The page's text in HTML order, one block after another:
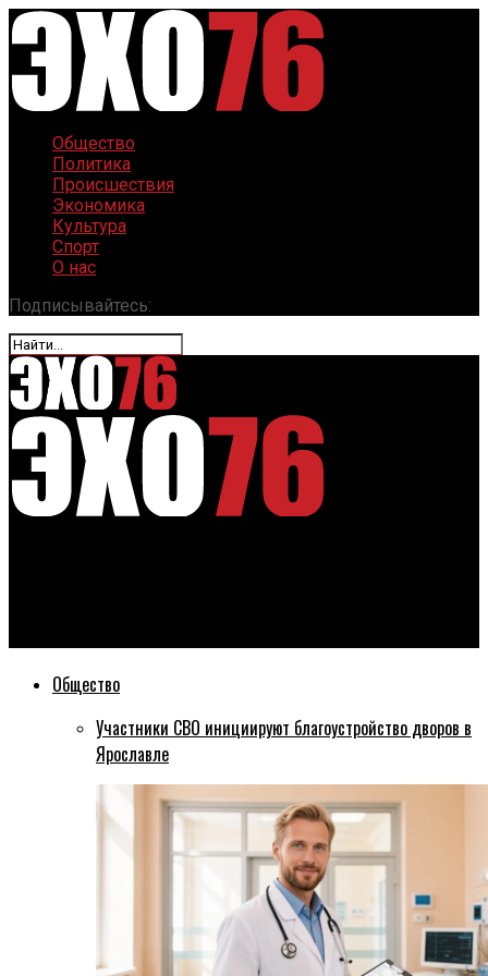
Общество
Политика
Происшествия
Экономика
Культура
Спорт
О нас
Подписывайтесь:
Общество
Участники СВО инициируют благоустройство дворов в
Ярославле